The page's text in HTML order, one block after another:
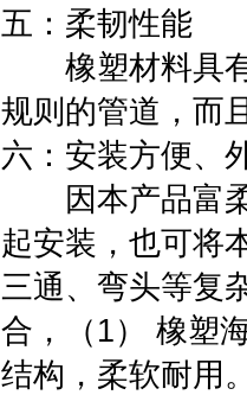
五：柔韧性能
橡塑材料具有
规则的管道，
六：安装方便、
因本产品富柔
起安装，也可将
三通、弯头等复
合，（1） 橡塑
结构，柔软耐用